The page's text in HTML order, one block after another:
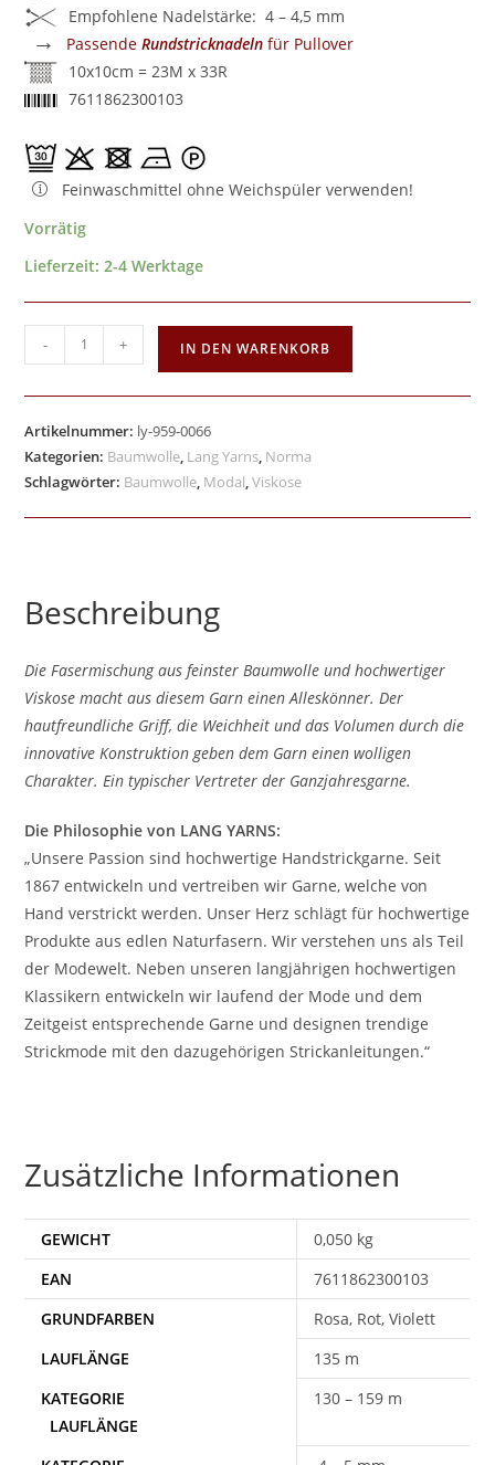
Empfohlene Nadelstärke: 4 – 4,5 mm
→ PassendeRundstricknadeln für Pullover
10x10cm = 23M x 33R
7611862300103
Feinwaschmittel ohne Weichspüler verwenden!
Vorrätig
Lieferzeit:2-4 Werktage
- + IN DEN WARENKORB
Artikelnummer: ly-959-0066
Kategorien: Baumwolle Lang Yarns Norma
Schlagwörter: Baumwolle Modal ,Viskose
Beschreibung
Die Fasermischung aus feinster Baumwolle und hochwertiger
Viskose macht aus diesem Garn einen Alleskönner. Der
hautfreundliche Griff, die Weichheit und das Volumen durch die
innovative Konstruktion geben dem Garn einen wolligen
Charakter. Ein typischer Vertreter der Ganzjahresgarne.
Die Philosophie von LANG YARNS:
„Unsere Passion sind hochwertige Handstrickgarne. Seit
1867 entwickeln und vertreiben wir Garne, welche von
Hand verstrickt werden. Unser Herz schlägt für hochwertige
Produkte aus edlen Naturfasern. Wir verstehen uns als Teil
der Modewelt. Neben unseren langjährigen hochwertigen
Klassikern entwickeln wir laufend der Mode und dem
Zeitgeist entsprechende Garne und designen trendige
Strickmode mit den dazugehörigen Strickanleitungen.“
Zusätzliche Informationen
GEWICHT
0,050 kg
EAN
7611862300103
Rosa, Rot, Violett
135 m
130 – 159 m